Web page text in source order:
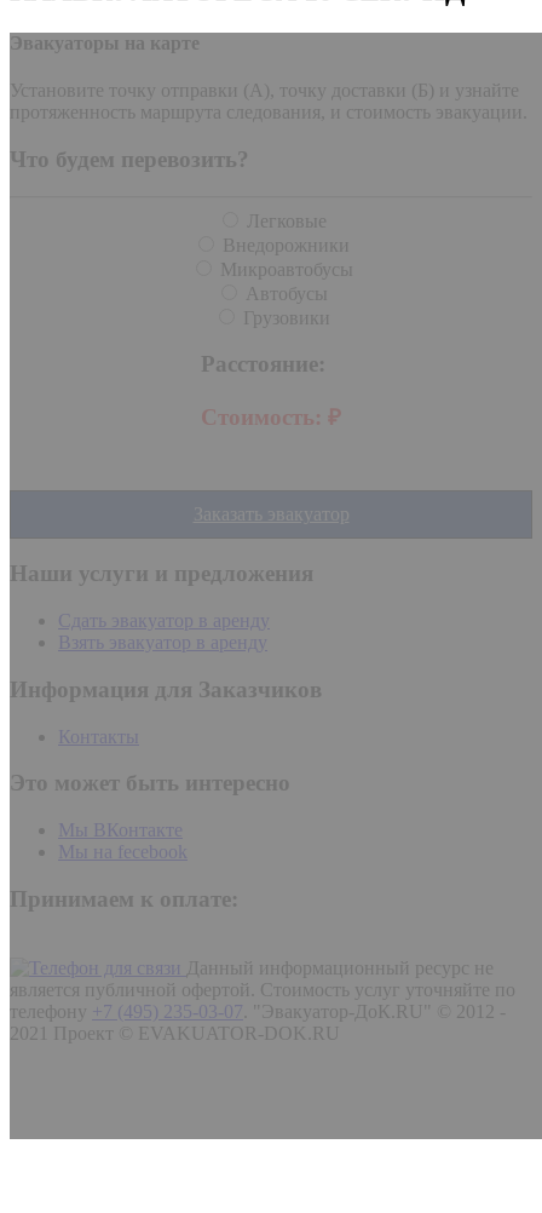
Эвакуаторы на карте
Установите точку отправки (А), точку доставки (Б) и узнайте
протяженность маршрута следования, и стоимость эвакуации.
Что будем перевозить?
Легковые
Внедорожники
Микроавтобусы
Автобусы
Грузовики
Расстояние:
Стоимость: ₽
Заказать эвакуатор
Наши услуги и предложения
Сдать эвакуатор в аренду
Взять эвакуатор в аренду
Информация для Заказчиков
Контакты
Это может быть интересно
Мы ВКонтакте
Мы на fecebook
Принимаем к оплате:
Данный информационный ресурс не
является публичной офертой. Стоимость услуг уточняйте по
телефону
+7 (495) 235-03-07 "Эвакуатор-ДоК.RU" © 2012 -
2021 Проект © EVAKUATOR-DOK.RU